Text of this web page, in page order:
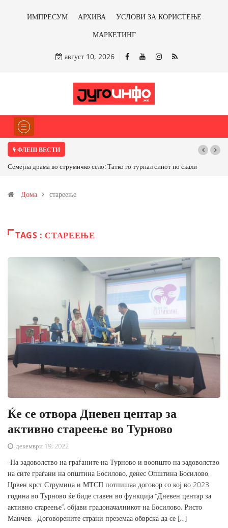
ИМПРЕСУМ АРХИВА
УСЛОВИ ЗА КОРИСТЕЊЕ
МАРКЕТИНГ
август 10, 2026
ФЛЕШ ВЕСТИ
Семејна драма во струмичко село: Татко го турнал синот по скали
Дома стареење
TAGS : СТАРЕЕЊЕ
Ќе се отвора Дневен центар за
активно стареење во Турново
декември 19, 2022
-На задоволство на граѓаните на Турново и воопшто на задоволство
на сите граѓани на општина Босилово, денес Општина Босилово,
Црвен крст Струмица и МТСП потпишаа договор со кој во 2023
година во Турново ќе биде ставен во функција “Дневен центар за
активно стареење”, објави градоначалникот на Босилово, Ристо
Манчев. -Договорените страни преземаа обврска да се […]